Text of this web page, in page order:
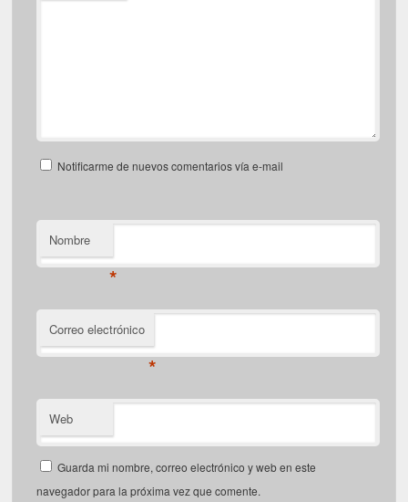
Notificarme de nuevos comentarios vía e-mail
Nombre
*
Correo electrónico
*
Web
Guarda mi nombre, correo electrónico y web en este
navegador para la próxima vez que comente.